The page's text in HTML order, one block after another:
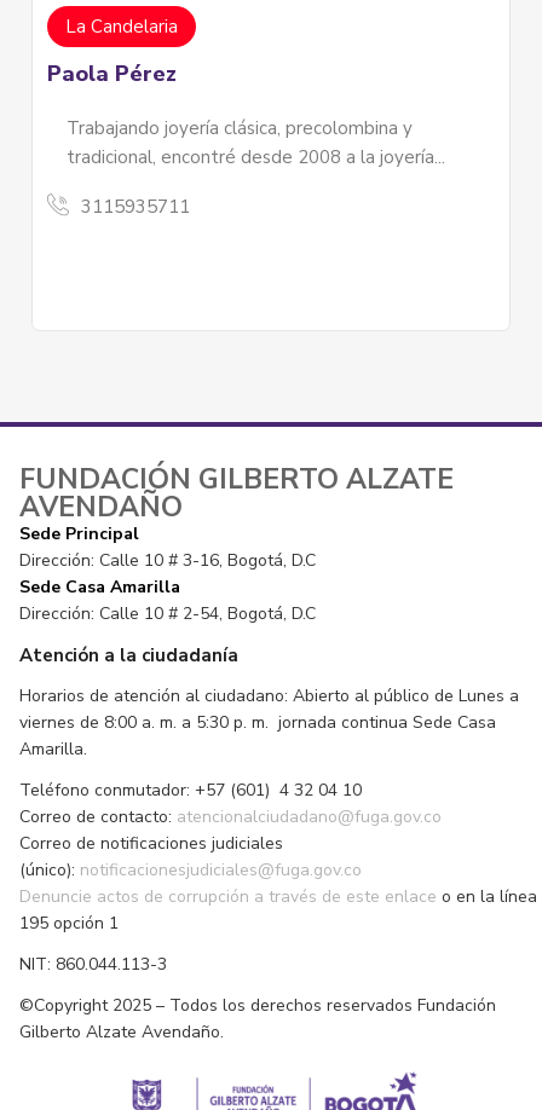
precolombina y
desde 2008 a la joyería...
El Periódico Proclama
años como un
FUNDACIÓN GILBERTO ALZATE
AVENDAÑO
Sede Principal
Dirección: Calle 10 # 3-16, Bogotá, D.C
Sede Casa Amarilla
Dirección: Calle 10 # 2-54, Bogotá, D.C
Atención a la ciudadanía
Horarios de atención al ciudadano: Abierto al público de Lunes a
viernes de 8:00 a. m. a 5:30 p. m. jornada continua Sede Casa
Amarilla.
Teléfono conmutador: +57 (601) 4 32 04 10
Correo de contacto: atencionalciudadano@fuga.gov.co
Correo de notificaciones judiciales
(único): notificacionesjudiciales@fuga.gov.co
Denuncie actos de corrupción a través de este enlace o en la línea
195 opción 1
NIT: 860.044.113-3
©Copyright 2025 – Todos los derechos reservados Fundación
Gilberto Alzate Avendaño.